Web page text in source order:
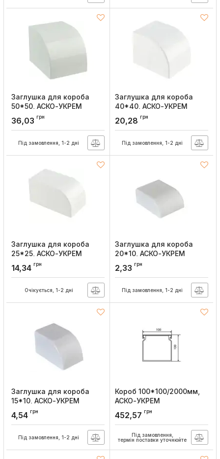
Заглушка для короба
50*50, АСКО-УКРЕМ
Артикул: A0070040099
36,03 грн
Під замовлення, 1-2 дні
Заглушка для короба
40*40, АСКО-УКРЕМ
Артикул: A0070040092
20,28 грн
Під замовлення, 1-2 дні
Заглушка для короба
25*25, АСКО-УКРЕМ
Артикул:A0070040091
14,34 грн
Очікується, 1-2 дні
Заглушка для короба
20*10, АСКО-УКРЕМ
Артикул:A0070040049
2,33 грн
Під замовлення, 1-2 дні
Заглушка для короба
15*10, АСКО-УКРЕМ
Артикул:A0070040001
4,54 грн
Під замовлення, 1-2 дні
Короб 100*100/2000мм,
АСКО-УКРЕМ
Артикул:A0070010027
452,57 грн
Під замовлення,
термін поставки уточнюйте